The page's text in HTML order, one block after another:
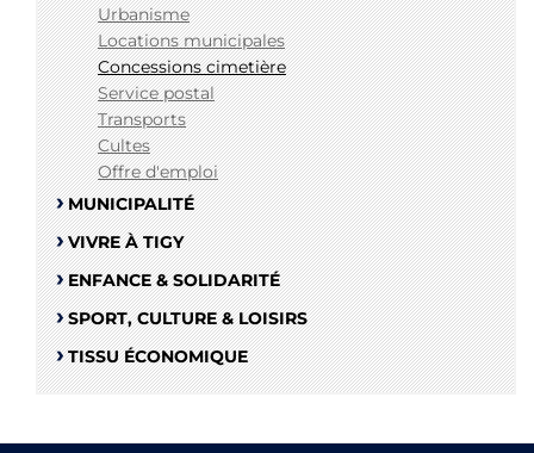
Urbanisme
Locations municipales
Concessions cimetière
Service postal
Transports
Cultes
Offre d'emploi
MUNICIPALITÉ
VIVRE À TIGY
ENFANCE & SOLIDARITÉ
SPORT, CULTURE & LOISIRS
TISSU ÉCONOMIQUE